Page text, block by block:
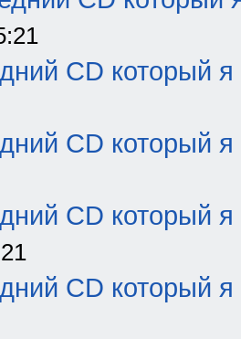
CD который я
CD который я
CD который я
CD который я